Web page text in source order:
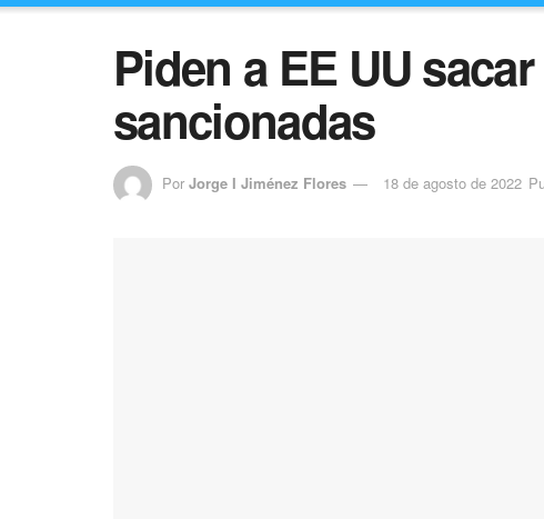
Piden a EE UU
sancionadas
Por Jorge I Jiménez Flores 18 de agosto de 2022